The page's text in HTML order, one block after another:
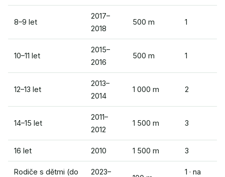
8–9 let
2017–
2018
500 m 1
10–11 let
2015–
2016
500 m 1
12–13 let
2013–
2014
1 000 m 2
14–15 let
2011–
2012
1 500 m 3
16 let 2010 1 500 m 3
Rodiče s dětmi (do 2023– 1 · na